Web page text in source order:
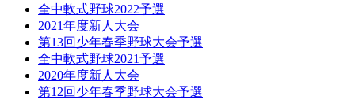
全中軟式野球2022予選
2021年度新人大会
第13回少年春季野球大会予選
全中軟式野球2021予選
2020年度新人大会
第12回少年春季野球大会予選